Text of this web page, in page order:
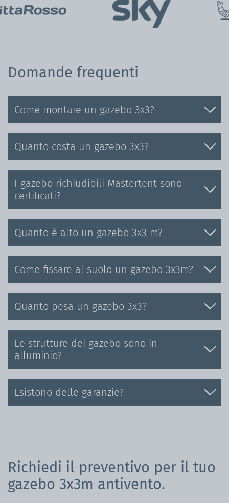
Domande frequenti
Come montare un gazebo 3x3?
Quanto costa un gazebo 3x3?
I gazebo richiudibili Mastertent sono
certificati?
Quanto è alto un gazebo 3x3 m?
Come fissare al suolo un gazebo 3x3m?
Quanto pesa un gazebo 3x3?
Le strutture dei gazebo sono in
alluminio?
Esistono delle garanzie?
Richiedi il preventivo per il tuo
gazebo 3x3m antivento.